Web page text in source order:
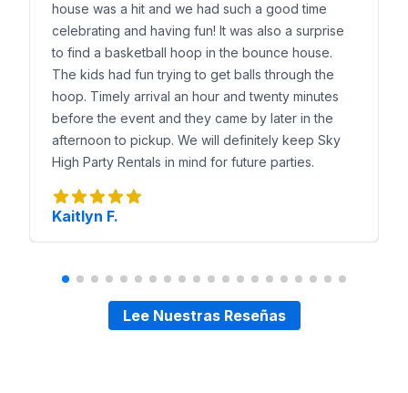
house was a hit and we had such a good time
celebrating and having fun! It was also a surprise
to find a basketball hoop in the bounce house.
The kids had fun trying to get balls through the
hoop. Timely arrival an hour and twenty minutes
before the event and they came by later in the
afternoon to pickup. We will definitely keep Sky
High Party Rentals in mind for future parties.
Kaitlyn F.
Lee Nuestras Reseñas